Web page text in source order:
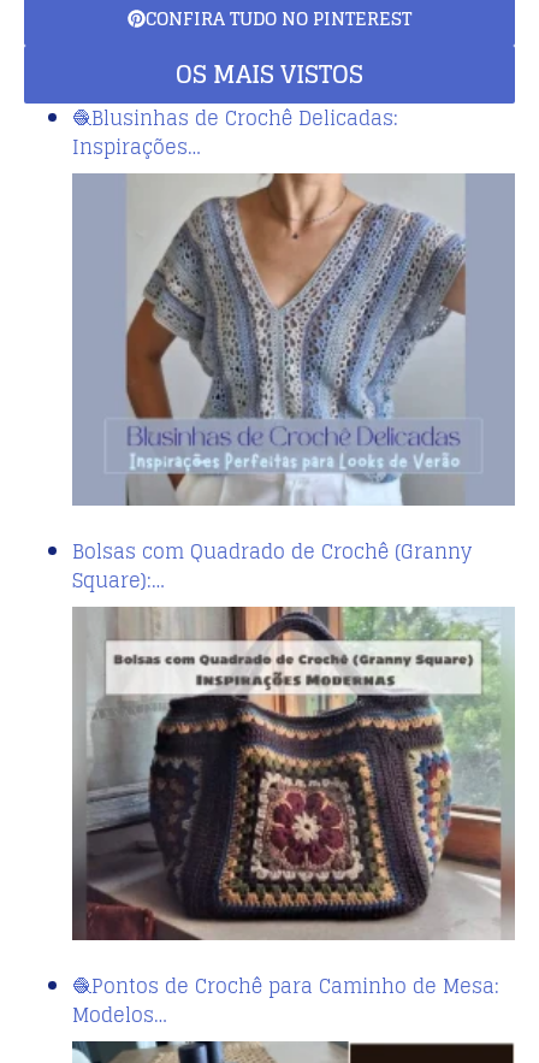
CONFIRA TUDO NO PINTEREST
OS MAIS VISTOS
🧶Blusinhas de Crochê Delicadas:
Inspirações…
Bolsas com Quadrado de Crochê (Granny
Square):…
🧶Pontos de Crochê para Caminho de Mesa:
Modelos…